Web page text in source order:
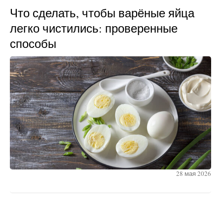
Что сделать, чтобы варёные яйца
легко чистились: проверенные
способы
28 мая 2026